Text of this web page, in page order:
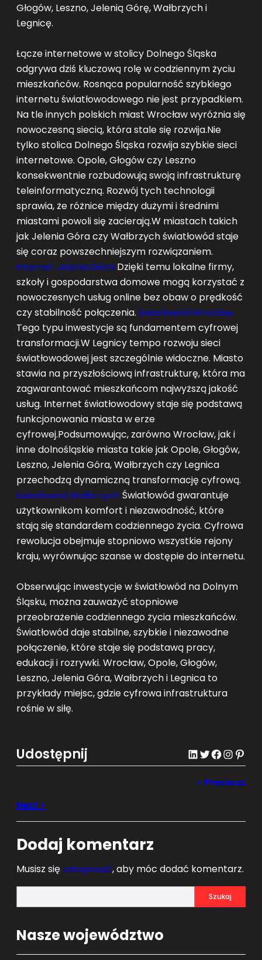
Głogów, Leszno, Jelenią Górę, Wałbrzych i
Legnicę.
Łącze internetowe w stolicy Dolnego Śląska
odgrywa dziś kluczową rolę w codziennym życiu
mieszkańców. Rosnąca popularność szybkiego
internetu światłowodowego nie jest przypadkiem.
Na tle innych polskich miast Wrocław wyróżnia się
nowoczesną siecią, która stale się rozwija.Nie
tylko stolica Dolnego Śląska rozwija szybkie sieci
internetowe. Opole, Głogów czy Leszno
konsekwentnie rozbudowują swoją infrastrukturę
teleinformatyczną. Rozwój tych technologii
sprawia, że różnice między dużymi i średnimi
miastami powoli się zacierają.W miastach takich
jak Jelenia Góra czy Wałbrzych światłowód staje
się coraz powszechniejszym rozwiązaniem.
internet Jelenia Góra Dzięki temu lokalne firmy,
szkoły i gospodarstwa domowe mogą korzystać z
nowoczesnych usług online bez obaw o prędkość
czy stabilność połączenia. światłowód Wrocław
Tego typu inwestycje są fundamentem cyfrowej
transformacji.W Legnicy tempo rozwoju sieci
światłowodowej jest szczególnie widoczne. Miasto
stawia na przyszłościową infrastrukturę, która ma
zagwarantować mieszkańcom najwyższą jakość
usług. Internet światłowodowy staje się podstawą
funkcjonowania miasta w erze
cyfrowej.Podsumowując, zarówno Wrocław, jak i
inne dolnośląskie miasta takie jak Opole, Głogów,
Leszno, Jelenia Góra, Wałbrzych czy Legnica
przechodzą dynamiczną transformację cyfrową.
światłowód WałbrzychŚwiatłowód gwarantuje
użytkownikom komfort i niezawodność, które
stają się standardem codziennego życia. Cyfrowa
rewolucja obejmuje stopniowo wszystkie rejony
kraju, wyrównując szanse w dostępie do internetu.
Obserwując inwestycje w światłowód na Dolnym
Śląsku, można zauważyć stopniowe
przeobrażenie codziennego życia mieszkańców.
Światłowód daje stabilne, szybkie i niezawodne
połączenie, które staje się podstawą pracy,
edukacji i rozrywki. Wrocław, Opole, Głogów,
Leszno, Jelenia Góra, Wałbrzych i Legnica to
przykłady miejsc, gdzie cyfrowa infrastruktura
rośnie w siłę.
Udostępnij LinkedIn Twitter Facebook Instagram Pinterest
Dodaj komentarz
Musisz się zalogować, aby móc dodać komentarz.
e
r
c
Szukaj
Nasze województwo